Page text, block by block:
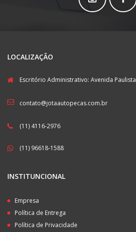
LOCALIZAÇÃO
Escritório Administrativo: Avenida Paulista
contato@jotaautopecas.com.br
(11) 4116-2976
(11) 96618-1588
INSTITUNCIONAL
Empresa
Política de Entrega
Política de Privacidade